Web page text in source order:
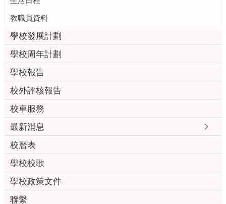
教職員資料
學校發展計劃
學校周年計劃
學校報告
校外評核報告
校車服務
最新消息
校曆表
學校校歌
學校政策文件
聯繫